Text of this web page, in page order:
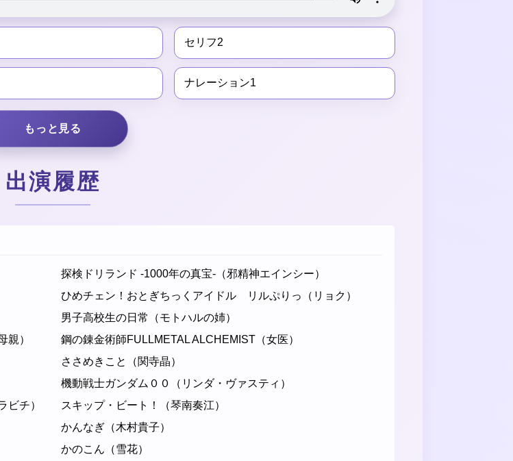
セリフ2
ナレーション1
もっと見る
出演履歴
親）
ビチ）
探検ドリランド -1000年の真宝-（邪精神エインシー）
ひめチェン！おとぎちっくアイドル リルぷりっ（リョク）
男子高校生の日常（モトハルの姉）
鋼の錬金術師FULLMETAL ALCHEMIST（女医）
ささめきこと（関寺晶）
機動戦士ガンダム００（リンダ・ヴァスティ）
スキップ・ビート！（琴南奏江）
かんなぎ（木村貴子）
かのこん（雪花）